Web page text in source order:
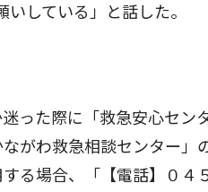
している」と話した。
った際に「救急安心セン
がわ救急相談センター」
る場合、「【電話】０４